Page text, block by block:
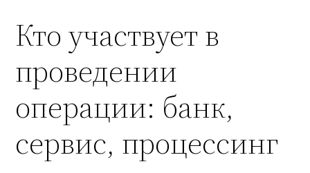
Кто участвует в
проведении
операции: банк,
сервис, процессинг